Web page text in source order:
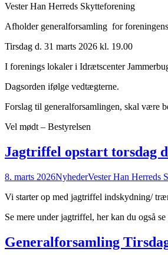
Vester Han Herreds Skytteforening
Afholder generalforsamling for
Tirsdag d. 31 marts 2026 kl. 19.00
I forenings lokaler i Idrætscenter
Dagsorden ifølge vedtægterne.
Forslag til generalforsamlingen, skal være
Vel mødt – Bestyrelsen
Jagtriffel opstart torsdag
8. marts 2026NyhederVester Han Herreds
Vi starter op med jagtriffel indskydning/
Se mere under jagtriffel, her kan du også
Generalforsamling